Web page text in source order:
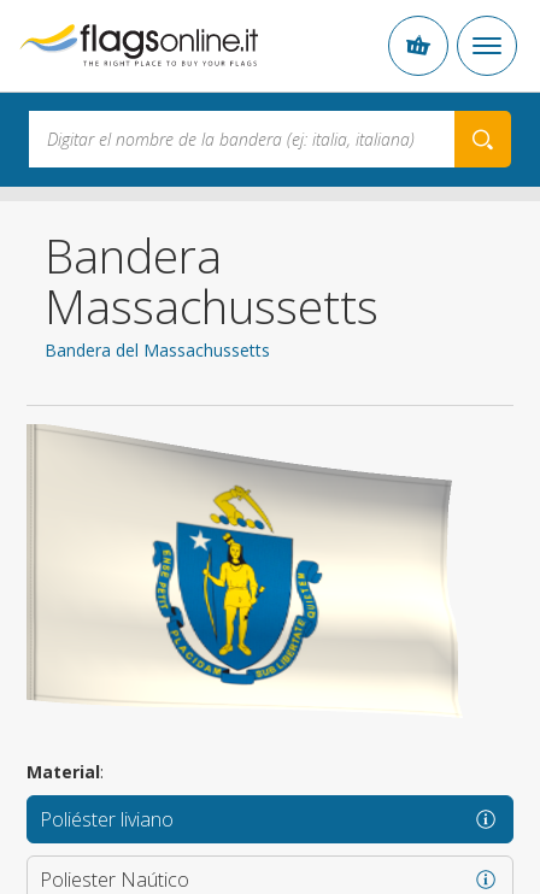
Bandera
Massachussetts
Bandera del Massachussetts
Material:
Poliéster liviano
Poliester Naútico